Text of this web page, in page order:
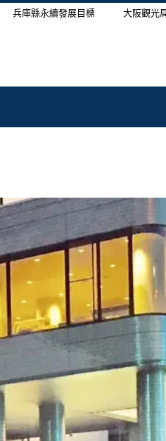
兵庫縣永續發展目標 大阪觀光